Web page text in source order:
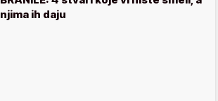
njima ih daju